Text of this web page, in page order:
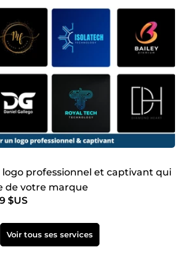
logo professionnel et captivant qui
de votre marque
$US
Voir tous ses services